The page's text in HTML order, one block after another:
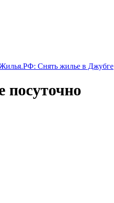
Снять жилье в Джубге